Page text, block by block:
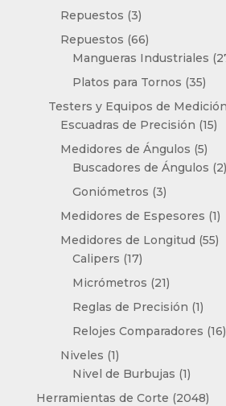
productos
Repuestos 33
productos
Repuestos 6666
productos
Mangueras Industriales
Platos para Tornos 3535
Testers y Equipos de Medición
Escuadras de Precisión 1515
Medidores de Ángulos 55
Buscadores de Ángulos 22
Goniómetros 33
productos
Medidores de Espesores 11
Medidores de Longitud 5555
Calipers 1717
productos
Micrómetros 2121
productos
Reglas de Precisión 11
Relojes Comparadores 1616
Niveles 11
producto
Nivel de Burbujas 11
Herramientas de Corte 2048